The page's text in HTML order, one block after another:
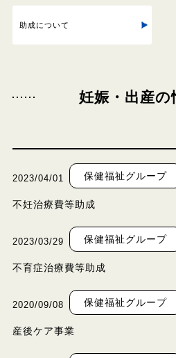
助成について
妊娠・出産の
2023/04/01 保健福祉グループ
不妊治療費等助成
2023/03/29 保健福祉グループ
不育症治療費等助成
2020/09/08 保健福祉グループ
産後ケア事業